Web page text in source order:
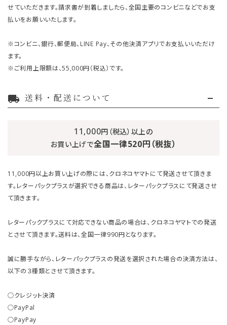
せていただきます。請求書が到着しましたら、全国主要のコンビニなどでお支
払いをお願いいたします。
※コンビニ、銀行、郵便局、LINE Pay、その他決済アプリでお支払いいただけ
ます。
※ご利用上限額は、55,000円（税込）です。
local_shipping 送料・配送について
11,000円（税込）以上の
お買い上げで全国一律520円（税抜）
11,000円以上お買い上げの際には、クロネコヤマトにて発送させて頂きま
す。レターパックプラスが選択できる商品は、レターパックプラスにて発送させ
て頂きます。
レターパックプラスにて対応できない商品の場合は、クロネコヤマトでの発送
とさせて頂きます。送料は、全国一律990円となります。
誠に勝手ながら、レターパックプラスの発送を選択された場合の決済方法は、
以下の３種類とさせて頂きます。
○クレジット決済
○PayPal
○PayPay